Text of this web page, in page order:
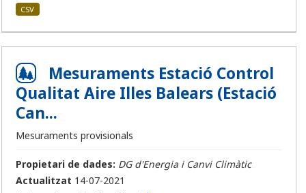
CSV
Mesuraments Estació Control
Qualitat Aire Illes Balears (Estació
Can...
Mesuraments provisionals
Propietari de dades: DG d'Energia i Canvi Climàtic
Actualitzat 14-07-2021